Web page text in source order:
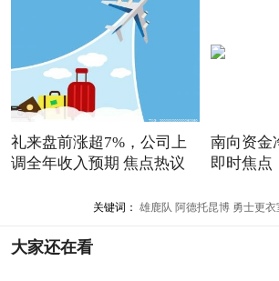
礼来盘前涨超7%，公司上
调全年收入预期 焦点热议
南向资金
即时焦点
关键词： 雄鹿队 阿德托昆博 勇士更衣
大家还在看